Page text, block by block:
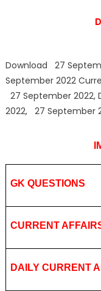
Download 27
September 2022
27 September
2022, 27 September
GK QUESTIONS
CURRENT
DAILY CURRENT